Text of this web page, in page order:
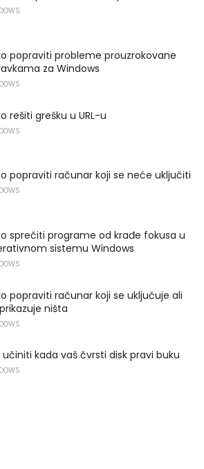
popraviti probleme prouzrokovane
za Windows
rešiti grešku u URL-u
popraviti računar koji se neće uključiti
sprečiti programe od krađe fokusa u
sistemu Windows
popraviti računar koji se uključuje ali
ništa
učiniti kada vaš čvrsti disk pravi buku